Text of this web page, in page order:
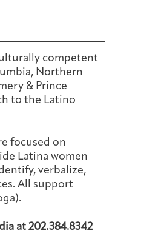
competent
Northern
& Prince
to the Latino
focused on
Latina women
verbalize,
All support
at 202.384.8342